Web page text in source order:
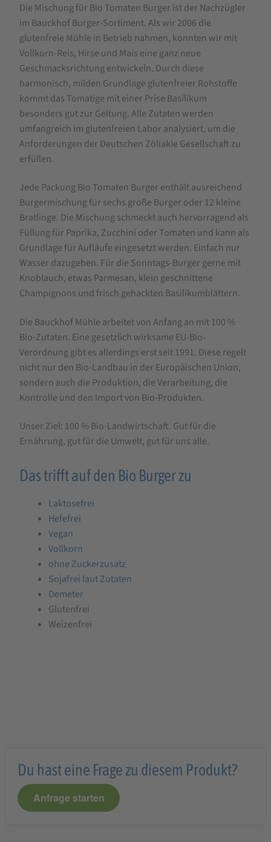
Bio
Tomaten
Burger
glutenfrei
140g
Die Mischung für Bio Tomaten Burger ist der Nachzügler
im Bauckhof Burger-Sortiment. Als wir 2006 die
glutenfreie Mühle in Betrieb nahmen, konnten wir mit
Vollkorn-Reis, Hirse und Mais eine ganz neue
Geschmacksrichtung entwickeln. Durch diese
harmonisch, milden Grundlage glutenfreier Rohstoffe
kommt das Tomatige mit einer Prise Basilikum
besonders gut zur Geltung. Alle Zutaten werden
umfangreich im glutenfreien Labor analysiert, um die
Anforderungen der Deutschen Zöliakie Gesellschaft zu
erfüllen.
Jede Packung Bio Tomaten Burger enthält ausreichend
Burgermischung für sechs große Burger oder 12 kleine
Bratlinge. Die Mischung schmeckt auch hervorragend als
Füllung für Paprika, Zucchini oder Tomaten und kann als
Grundlage für Aufläufe eingesetzt werden. Einfach nur
Wasser dazugeben. Für die Sonntags-Burger gerne mit
Knoblauch, etwas Parmesan, klein geschnittene
Champignons und frisch gehackten Basilikumblättern.
Die Bauckhof Mühle arbeitet von Anfang an mit 100 %
Bio-Zutaten. Eine gesetzlich wirksame EU-Bio-
Verordnung gibt es allerdings erst seit 1991. Diese regelt
nicht nur den Bio-Landbau in der Europäischen Union,
sondern auch die Produktion, die Verarbeitung, die
Kontrolle und den Import von Bio-Produkten.
Unser Ziel: 100 % Bio-Landwirtschaft. Gut für die
Ernährung, gut für die Umwelt, gut für uns alle.
Das trifft auf den Bio Burger zu
Laktosefrei
Hefefrei
Vegan
Vollkorn
ohne Zuckerzusatz
Sojafrei laut Zutaten
Demeter
Glutenfrei
Weizenfrei
Du hast eine Frage zu diesem Produkt?
Anfrage starten